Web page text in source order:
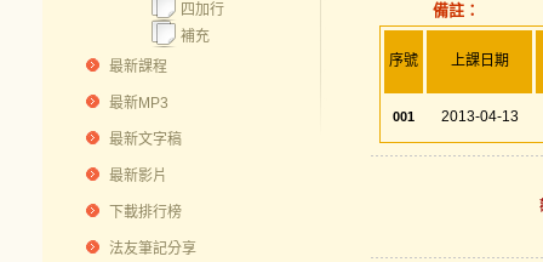
四加行
補充
最新課程
最新MP3
最新文字稿
最新影片
下載排行榜
法友筆記分享
備註：
序號 上課日期
001 2013-04-13